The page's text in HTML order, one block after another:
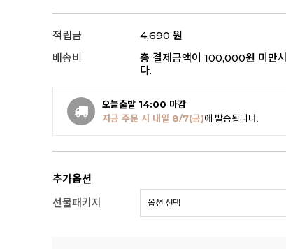
적립금
4,690 원
배송비
총 결제금액이 100,000원 미만
다.
오늘출발 14:00 마감
지금 주문 시 내일 8/7(금)에 발송됩니다.
추가옵션
선물패키지